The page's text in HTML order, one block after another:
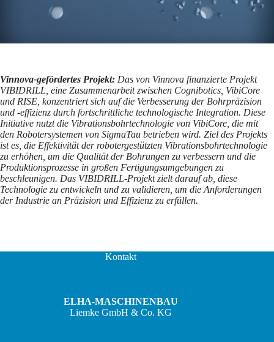
Vinnova-gefördertes Projekt: Das von Vinnova finanzierte Projekt
VIBIDRILL, eine Zusammenarbeit zwischen Cognibotics, VibiCore
und RISE, konzentriert sich auf die Verbesserung der Bohrpräzision
und -effizienz durch fortschrittliche technologische Integration. Diese
Initiative nutzt die Vibrationsbohrtechnologie von VibiCore, die mit
den Robotersystemen von SigmaTau betrieben wird. Ziel des Projekts
ist es, die Effektivität der robotergestützten Vibrationsbohrtechnologie
zu erhöhen, um die Qualität der Bohrungen zu verbessern und die
Produktionsprozesse in großen Fertigungsumgebungen zu
beschleunigen. Das VIBIDRILL-Projekt zielt darauf ab, diese
Technologie zu entwickeln und zu validieren, um die Anforderungen
der Industrie an Präzision und Effizienz zu erfüllen.
Kontakt
ELHA-MASCHINENBAU
Liemke GmbH & Co. KG